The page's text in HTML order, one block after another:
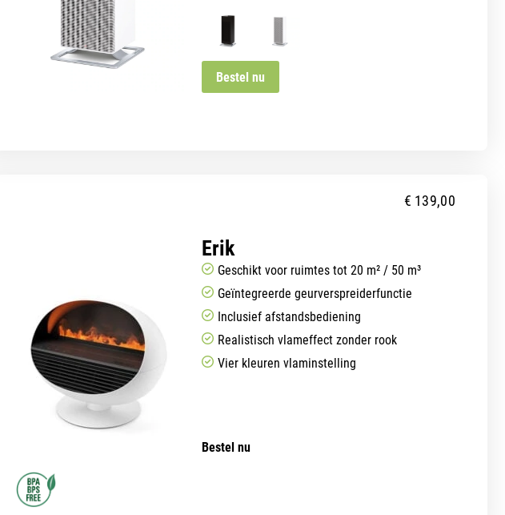
Bestel nu
€ 139,00
Erik
Geschikt voor ruimtes tot 20 m² / 50 m³
Geïntegreerde geurverspreiderfunctie
Inclusief afstandsbediening
Realistisch vlameffect zonder rook
Vier kleuren vlaminstelling
Bestel nu